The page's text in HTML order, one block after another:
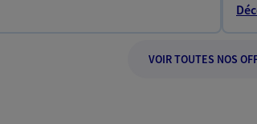
VOIR TOUTES NOS